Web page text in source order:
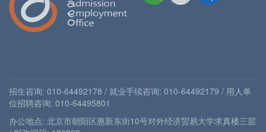
招生咨询: 010-64492178 / 就业手续咨询: 010-64492179 / 用人单
位招聘咨询: 010-64495801
办公地点: 北京市朝阳区惠新东街10号对外经济贸易大学求真楼三层